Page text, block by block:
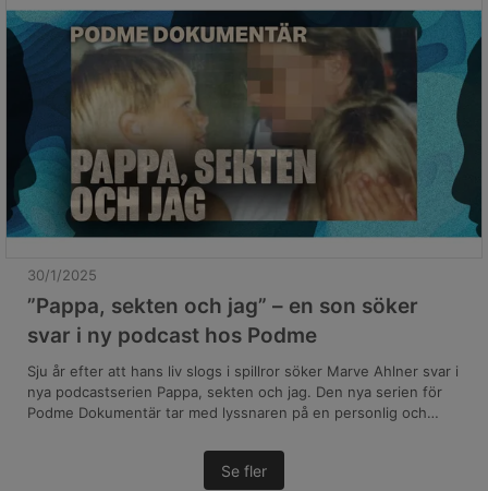
30/1/2025
”Pappa, sekten och jag” – en son söker
svar i ny podcast hos Podme
Sju år efter att hans liv slogs i spillror söker Marve Ahlner svar i
nya podcastserien Pappa, sekten och jag. Den nya serien för
Podme Dokumentär tar med lyssnaren på en personlig och
en klinik som visade sig vara som en sekt - ledd av sin egen
Se fler